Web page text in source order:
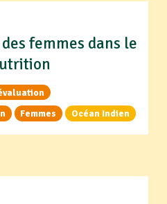
femmes dans le
Femmes Océan Indien